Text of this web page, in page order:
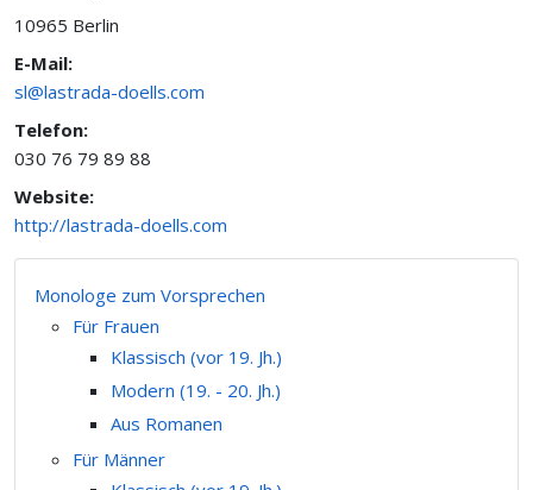
10965 Berlin
E-Mail:
sl@lastrada-doells.com
Telefon:
030 76 79 89 88
Website:
http://lastrada-doells.com
Monologe zum Vorsprechen
Für Frauen
Klassisch (vor 19. Jh.)
Modern (19. - 20. Jh.)
Aus Romanen
Für Männer